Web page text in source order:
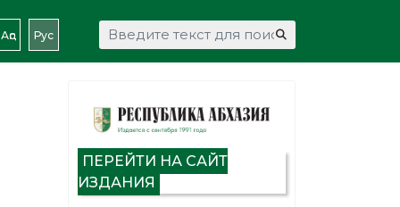
Аԥс Рус Искать...
ПЕРЕЙТИ НА САЙТ
ИЗДАНИЯ